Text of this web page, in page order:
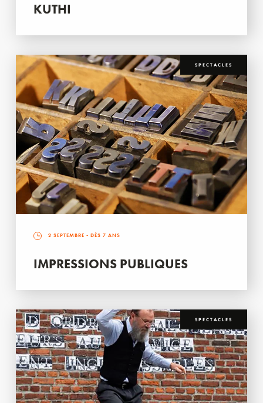
KUTHI
SPECTACLES
2 SEPTEMBRE - DÈS 7 ANS
IMPRESSIONS PUBLIQUES
SPECTACLES